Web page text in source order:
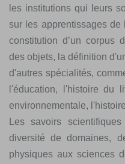
les institutions qui leurs
sur les apprentissages
constitution d’un corpus
des objets, la définition
d'autres spécialités,
l'éducation, l'histoire du
environnementale,
Les savoirs
diversité de domaines,
physiques aux sciences